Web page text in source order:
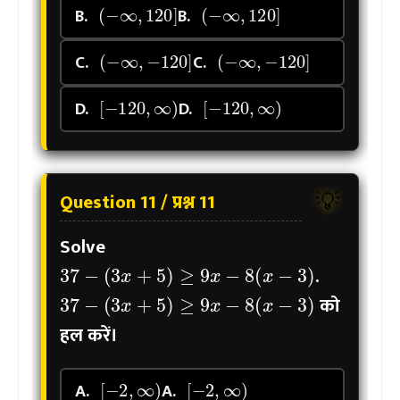
B. B.
C.
(−∞,−120]
C.
(−∞,−120]
D.
[−120,∞)
D.
[−120,∞)
💡
Question 11 / प्रश्न 11
Solve
37−(3
.
37 −(3x+5)≥9x −8(x−3 )
को
हल करें।
A.
[−2,∞)
A.
[−2,∞)